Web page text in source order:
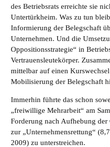
des Betriebsrats erreichte sie
Untertürkheim. Was zu tun
Informierung der Belegschaft
Unternehmen. Und die
Oppositionsstrategie“ in
Vertrauensleutekörper.
mittelbar auf einen
Mobilisierung der Belegschaft
Immerhin führte das schon
„freiwillige Mehrarbeit“ am
Forderung nach Aufhebung der
zur „Unternehmensrettung“
2009) zu unterstreichen.